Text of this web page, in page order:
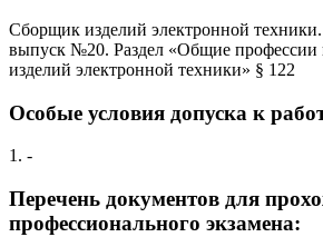
Сборщик изделий электронной
выпуск №20. Раздел «Общие профессии
изделий электронной техники» § 122
Особые условия допуска к
1. -
Перечень документов для
профессионального экзамена: